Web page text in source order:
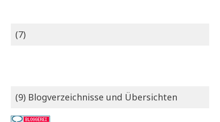
(7)
(9) Blogverzeichnisse und Übersichten